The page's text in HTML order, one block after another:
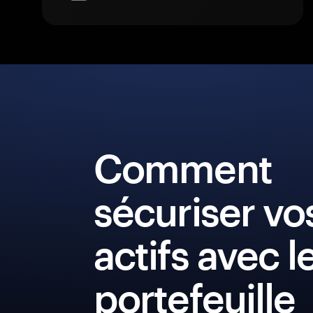
Comment
sécuriser
actifs avec
portefeuille